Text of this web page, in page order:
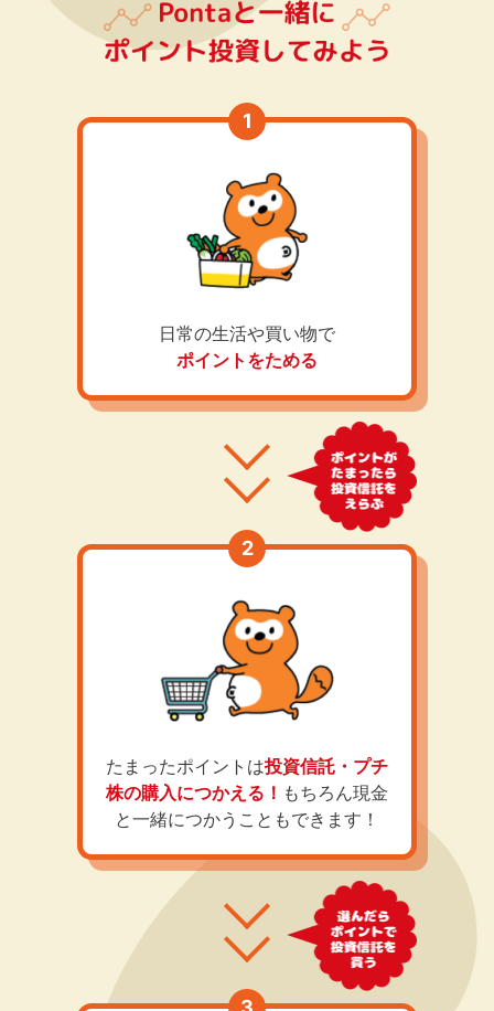
日常の生活や買い物で
ポイントをためる
たまったポイントは投資信託・プチ
株の購入につかえる！ もちろん現金
と一緒につかうこともできます！